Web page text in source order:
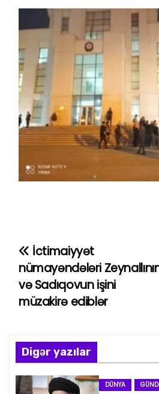
Y
a
z
n
a
İctimaiyyət
nümayəndələri
və Sadıqovun işini
müzakirə ediblər
Digər yazılar
DÜNYA